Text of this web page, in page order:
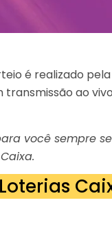
é realizado
transmissão ao
você sempre